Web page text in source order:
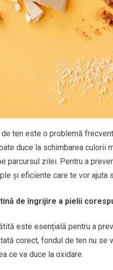
ten este o problemă
duce la schimbarea culorii
parcursul zilei. Pentru a
și eficiente care te vor
de îngrijire a pielii
este esențială pentru a
corect, fondul de ten nu se
ce va duce la oxidare.